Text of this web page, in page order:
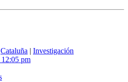
Cataluña | Investigación
12:05 pm